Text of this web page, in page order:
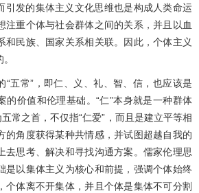
引发的集体主义文化思维也是构成人类命运
注重个体与社会群体之间的关系，并且以血
和民族、国家关系相关联。因此，个体主义
“五常”，即仁、义、礼、智、信，也应该是
的价值和伦理基础。“仁”本身就是一种群体
常之首，不仅指“仁爱”，而且是建立平等相
的角度获得某种共情感，并试图超越自我的
去思考、解决和寻找沟通方案。儒家伦理思
是以集体主义为核心和前提，强调个体始终
个体离不开集体，并且个体是集体不可分割